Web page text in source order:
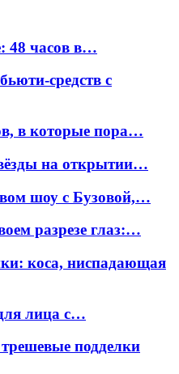
48 часов в…
средств с
в которые пора…
на открытии…
шоу с Бузовой,…
разрезе глаз:…
коса, ниспадающая
лица с…
подделки